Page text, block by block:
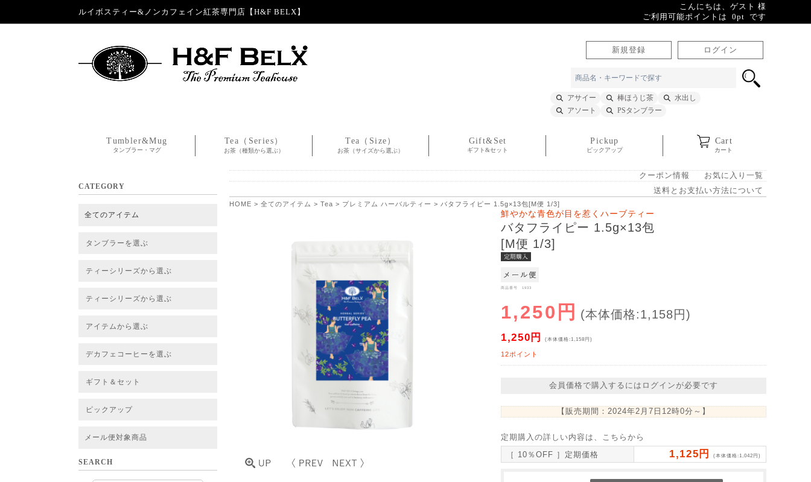
ルイボスティー&ノンカフェイン紅茶専門店【H&F BELX】
こんにちは、ゲスト 様
ご利用可能ポイントは 0pt です
新規登録 ログイン
アサイー 棒ほうじ茶
水出し
アソート
PSタンブラー
Tumbler&Mug
タンブラー・マグ
Tea（Series）
お茶（種類から選ぶ）
Tea（Size）
お茶（サイズから選ぶ）
Gift&Set
ギフト&セット
Pickup
ピックアップ
Cart
カート
CATEGORY
全てのアイテム
タンブラーを選ぶ
ティーシリーズから選ぶ
ティーシリーズから選ぶ
アイテムから選ぶ
デカフェコーヒーを選ぶ
ギフト＆セット
ピックアップ
メール便対象商品
SEARCH
クーポン情報
お気に入り一覧
送料とお支払い方法について
HOME > 全てのアイテム > Tea > プレミアム ハーバルティー > バタフライピー 1.5g×13包[M便 1/3]
鮮やかな青色が目を惹くハーブティー
バタフライピー 1.5g×13包
[M便 1/3]
商品番号 1933
1,250円 (本体価格:1,158円)
1,250円 (本体価格:1,158円)
12ポイント
会員価格で購入するにはログインが必要です
【販売期間： 2024年2月7日12時0分 ～】
定期購入の詳しい内容は、こちらから
［ 10％OFF ］定期価格
1,125円 (本体価格:1,042円)